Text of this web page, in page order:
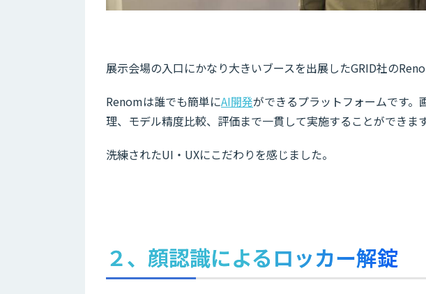
展示会場の入口にかなり大きいブースを出展したGRID社の
Renomは誰でも簡単にAI開発ができるプラットフォームです
理、モデル精度比較、評価まで一貫して実施することができます
洗練されたUI・UXにこだわりを感じました。
２、顔認識によるロッカー解錠